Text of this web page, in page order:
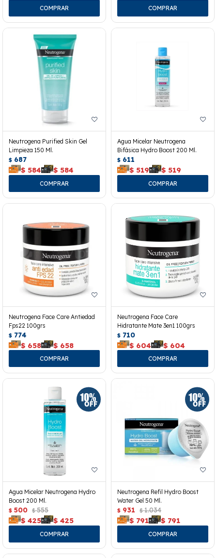
Neutrogena Purified Skin Gel
Limpieza 150 Ml.
$ 687
$ 584 $ 584
Agua Micelar Neutrogena
Bifásica Hydro Boost 200 Ml.
$ 611
$ 519 $ 519
Neutrogena Face Care Antiedad
Fps22 100grs
$ 774
$ 658 $ 658
Neutrogena Face Care
Hidratante Mate 3en1 100grs
$ 710
$ 604 $ 604
Agua Micelar Neutrogena Hydro
Boost 200 Ml.
$ 500 $ 555
$ 425 $ 425
Neutrogena Refil Hydro Boost
Water Gel 50 Ml.
$ 931 $ 1.034
$ 791 $ 791